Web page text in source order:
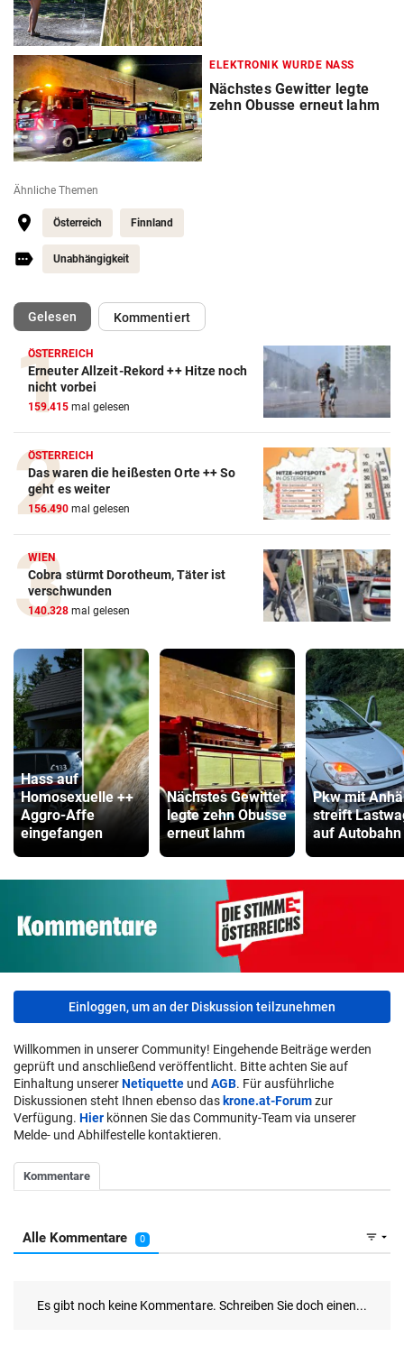
ELEKTRONIK WURDE NASS
Nächstes Gewitter legte
zehn Obusse erneut lahm
Ähnliche Themen
Österreich Finnland
Unabhängigkeit
Gelesen(ausgewählt)Kommentiert
ÖSTERREICH
Erneuter Allzeit-Rekord ++ Hitze noch
nicht vorbei
159.415 mal gelesen
ÖSTERREICH
Das waren die heißesten Orte ++ So
geht es weiter
156.490 mal gelesen
WIEN
Cobra stürmt Dorotheum, Täter ist
verschwunden
140.328 mal gelesen
Hass auf
Homosexuelle ++
Aggro-Affe
eingefangen
Nächstes Gewitter
legte zehn Obusse
erneut lahm
Pkw mit
streift
auf Autobahn
Einloggen, um an der Diskussion teilzunehmen
Willkommen in unserer Community! Eingehende Beiträge werden
geprüft und anschließend veröffentlicht. Bitte achten Sie auf
Einhaltung unsererNetiquette und AGB. Für ausführliche
Diskussionen steht Ihnen ebenso das krone.at-Forumzur
Verfügung. Hier können Sie das Community-Team via unserer
Melde- und Abhilfestelle kontaktieren.